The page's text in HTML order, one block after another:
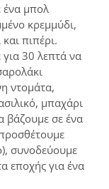
ένα μπολ
κρεμμύδι,
πιπέρι.
30 λεπτά να
ντομάτα,
μπαχάρι
βάζουμε σε ένα
συνοδεύουμε
εποχής για ένα